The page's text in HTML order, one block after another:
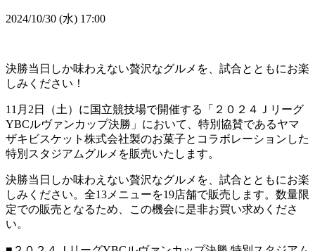
2024/10/30 (水) 17:00
決勝当日しか味わえない贅沢なグルメを、試合とともにお楽
しみください！
11月2日（土）に国立競技場で開催する「２０２４Ｊリーグ
YBCルヴァンカップ決勝」において、特別協賛であるヤマ
ザキビスケット株式会社製のお菓子とコラボレーションした
特別スタジアムグルメを販売いたします。
決勝当日しか味わえない贅沢なグルメを、試合とともにお楽
しみください。全13メニューを19店舗で販売します。数量限
定での販売となるため、この機会に是非お買い求めくださ
い。